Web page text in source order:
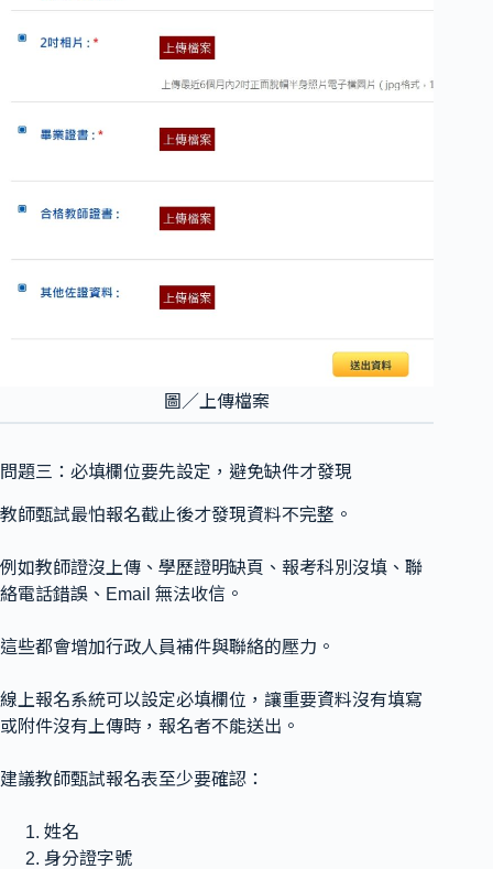
圖／上傳檔案
問題三：必填欄位要先設定，避免缺件才發現
教師甄試最怕報名截止後才發現資料不完整。
例如教師證沒上傳、學歷證明缺頁、報考科別沒填、聯
絡電話錯誤、Email 無法收信。
這些都會增加行政人員補件與聯絡的壓力。
線上報名系統可以設定必填欄位，讓重要資料沒有填寫
或附件沒有上傳時，報名者不能送出。
建議教師甄試報名表至少要確認：
姓名
身分證字號